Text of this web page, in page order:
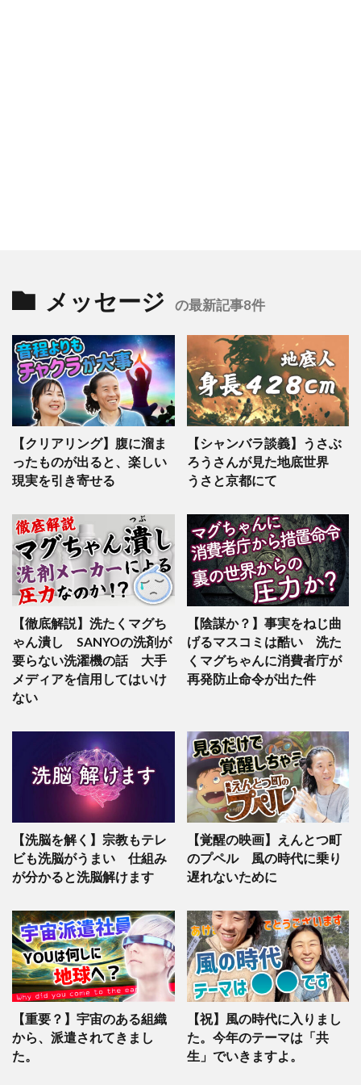
メッセージ の最新記事8件
【クリアリング】腹に溜ま
ったものが出ると、楽しい
現実を引き寄せる
【シャンバラ談義】うさぶ
ろうさんが見た地底世界
うさと京都にて
【徹底解説】洗たくマグち
ゃん潰し SANYOの洗剤が
要らない洗濯機の話 大手
メディアを信用してはいけ
ない
【陰謀か？】事実をねじ曲
げるマスコミは酷い 洗た
くマグちゃんに消費者庁が
再発防止命令が出た件
【洗脳を解く】宗教もテレ
ビも洗脳がうまい 仕組み
が分かると洗脳解けます
【覚醒の映画】えんとつ町
のプペル 風の時代に乗り
遅れないために
【重要？】宇宙のある組織
から、派遣されてきまし
た。
【祝】風の時代に入りまし
た。今年のテーマは「共
生」でいきますよ。